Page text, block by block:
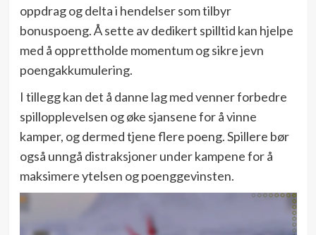
oppdrag og delta i hendelser som tilbyr
bonuspoeng. Å sette av dedikert spilltid kan hjelpe
med å opprettholde momentum og sikre jevn
poengakkumulering.
I tillegg kan det å danne lag med venner forbedre
spillopplevelsen og øke sjansene for å vinne
kamper, og dermed tjene flere poeng. Spillere bør
også unngå distraksjoner under kampene for å
maksimere ytelsen og poenggevinsten.